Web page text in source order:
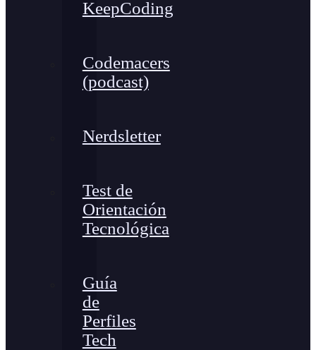
KeepCoding
Codemacers
(podcast)
Nerdsletter
Test de
Orientación
Tecnológica
Guía
de
Perfiles
Tech